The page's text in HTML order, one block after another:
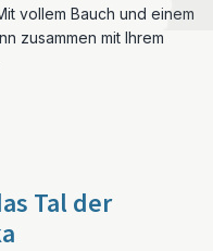
vollem Bauch und einem
zusammen mit Ihrem
Tal der